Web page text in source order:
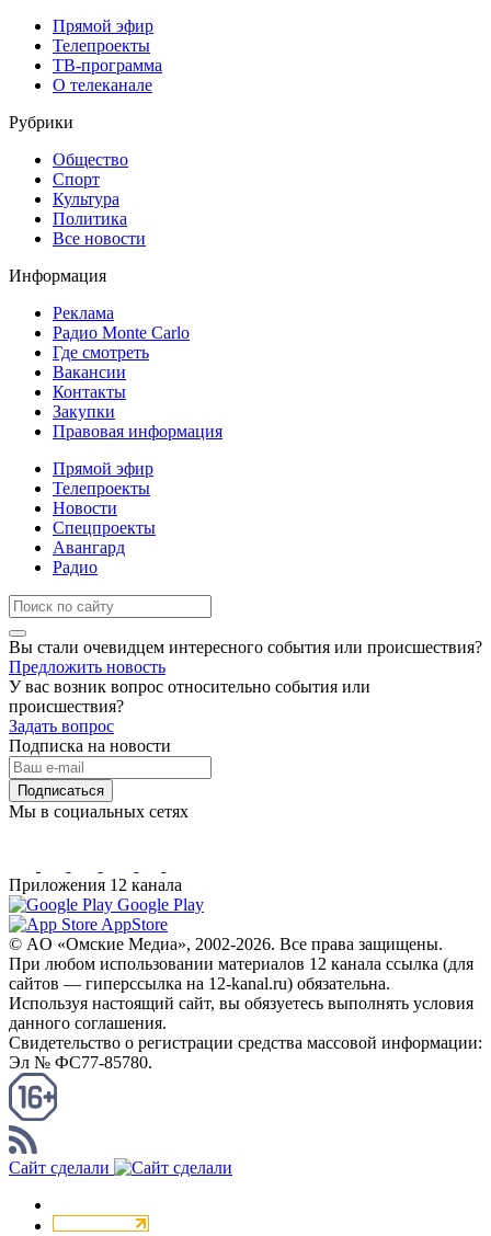
Прямой эфир
Телепроекты
ТВ-программа
О телеканале
Рубрики
Общество
Спорт
Культура
Политика
Все новости
Информация
Реклама
Радио Monte Carlo
Где смотреть
Вакансии
Контакты
Закупки
Правовая информация
Прямой эфир
Телепроекты
Новости
Спецпроекты
Авангард
Радио
Вы стали очевидцем интересного события или происшествия?
Предложить новость
У вас возник вопрос относительно события или
происшествия?
Задать вопрос
Подписка на новости
Подписаться
Мы в социальных сетях
Приложения 12 канала
Google Play
AppStore
© AO «Омские Медиа», 2002-2026. Все права защищены.
При любом использовании материалов 12 канала ссылка (для
сайтов — гиперссылка на 12-kanal.ru) обязательна.
Используя настоящий сайт, вы обязуетесь выполнять условия
данного соглашения.
Свидетельство о регистрации средства массовой информации:
Эл № ФС77-85780.
Сайт сделали